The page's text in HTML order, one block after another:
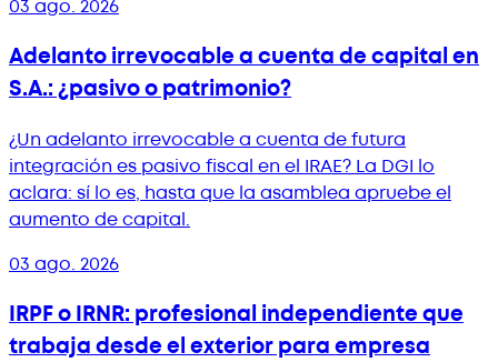
03 ago. 2026
Adelanto irrevocable a cuenta de capital en
S.A.: ¿pasivo o patrimonio?
¿Un adelanto irrevocable a cuenta de futura
integración es pasivo fiscal en el IRAE? La DGI lo
aclara: sí lo es, hasta que la asamblea apruebe el
aumento de capital.
03 ago. 2026
IRPF o IRNR: profesional independiente que
trabaja desde el exterior para empresa